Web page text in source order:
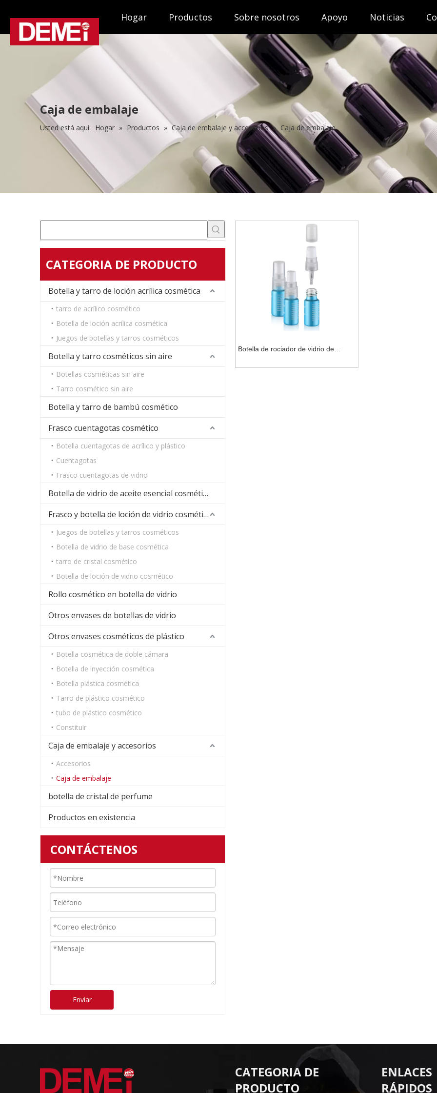
Hogar Productos Sobre nosotros Apoyo Noticias
Caja de embalaje
Usted está aquí: Hogar » Productos » Caja de embalaje y accesorios » Caja de embalaje
CATEGORIA DE PRODUCTO
Botella y tarro de loción acrílica cosmética
tarro de acrílico cosmético
Botella de loción acrílica cosmética
Juegos de botellas y tarros cosméticos
Botella y tarro cosméticos sin aire
Botellas cosméticas sin aire
Tarro cosmético sin aire
Botella y tarro de bambú cosmético
Frasco cuentagotas cosmético
Botella cuentagotas de acrílico y plástico
Cuentagotas
Frasco cuentagotas de vidrio
Botella de vidrio de aceite esencial cosmético
Frasco y botella de loción de vidrio cosmético
Juegos de botellas y tarros cosméticos
Botella de vidrio de base cosmética
tarro de cristal cosmético
Botella de loción de vidrio cosmético
Rollo cosmético en botella de vidrio
Otros envases de botellas de vidrio
Otros envases cosméticos de plástico
Botella cosmética de doble cámara
Botella de inyección cosmética
Botella plástica cosmética
Tarro de plástico cosmético
tubo de plástico cosmético
Constituir
Caja de embalaje y accesorios
Accesorios
Caja de embalaje
botella de cristal de perfume
Productos en existencia
CONTÁCTENOS
Enviar
Botella de rociador de vidrio de
CATEGORIA DE
PRODUCTO
ENLACES
RÁPIDOS